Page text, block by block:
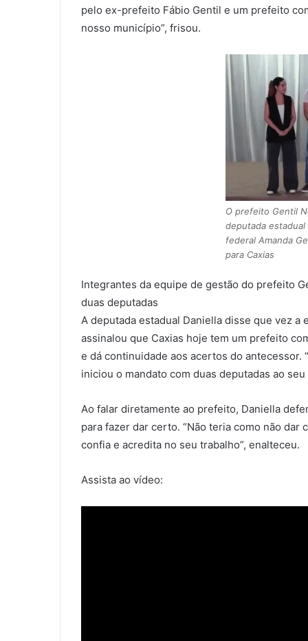
pelo ex-prefeito Fábio Gentil e um prefeito
nosso município”, frisou.
O prefeito Gentil
deputada estadual
federal Amanda
para Caxias
Integrantes da equipe de gestão do prefeito
duas deputadas
A deputada estadual Daniella disse que vez
assinalou que Caxias hoje tem um prefeito
e dá continuidade aos acertos do antecessor.
iniciou o mandato com duas deputadas ao
Ao falar diretamente ao prefeito, Daniella
para fazer dar certo. “Não teria como não
confia e acredita no seu trabalho”, enalteceu.
Assista ao vídeo: